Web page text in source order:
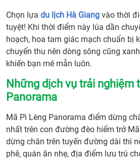
Chọn lựa du lịch Hà Giang vào thời
tuyệt! Khi thời điểm này lúa dần
hoạch, hoa tam giác mạch chuẩn bị
chuyển thu nên dòng sông cũng
khiến bạn mê mẫn luôn.
Những dịch vụ trải nghiệm
Panorama
Mã Pì Lèng Panorama điểm dừng
nhất trên con đường đèo hiểm trở
dừng chân trên tuyến đường dài thì
phê, quán ăn nhẹ, địa điểm lưu trú